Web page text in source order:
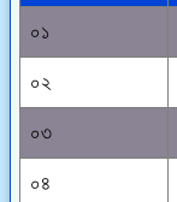
০১
০২
০৩
০৪